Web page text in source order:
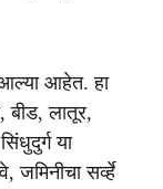
आहेत. हा
बीड, लातूर,
या
जमिनीचा सर्व्हे